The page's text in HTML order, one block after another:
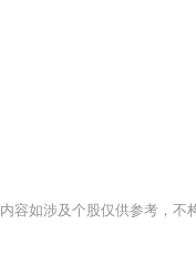
内容如涉及个股仅供参考，不